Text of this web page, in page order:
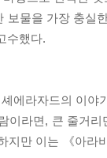
보물을 가장 충실
수했다.
에라자드의 이
이라면, 큰 줄거
지만 이는 《아라